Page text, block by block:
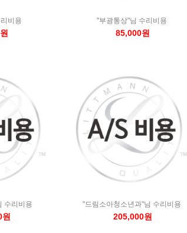
비용 "부광통상"님 수리비용
85,000원
수리비용 "드림소아청소년과"님 수리비용
205,000원